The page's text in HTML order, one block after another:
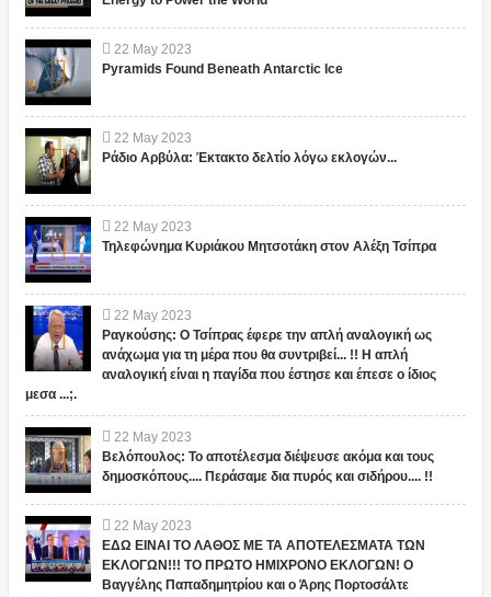
22 May 2023
Pyramids Found Beneath Antarctic Ice
22 May 2023
Ράδιο Αρβύλα: Έκτακτο δελτίο λόγω εκλογών...
22 May 2023
Τηλεφώνημα Κυριάκου Μητσοτάκη στον Αλέξη Τσίπρα
22 May 2023
Ραγκούσης: Ο Τσίπρας έφερε την απλή αναλογική ως
ανάχωμα για τη μέρα που θα συντριβεί... !! Η απλή
αναλογική είναι η παγίδα που έστησε και έπεσε ο ίδιος
μεσα ...;.
22 May 2023
Βελόπουλος: Το αποτέλεσμα διέψευσε ακόμα και τους
δημοσκόπους.... Περάσαμε δια πυρός και σιδήρου.... !!
22 May 2023
ΕΔΩ ΕΙΝΑΙ ΤΟ ΛΑΘΟΣ ΜΕ ΤΑ ΑΠΟΤΕΛΕΣΜΑΤΑ ΤΩΝ
ΕΚΛΟΓΩΝ!!! ΤΟ ΠΡΩΤΟ ΗΜΙΧΡΟΝΟ ΕΚΛΟΓΩΝ! Ο
Βαγγέλης Παπαδημητρίου και ο Άρης Πορτοσάλτε